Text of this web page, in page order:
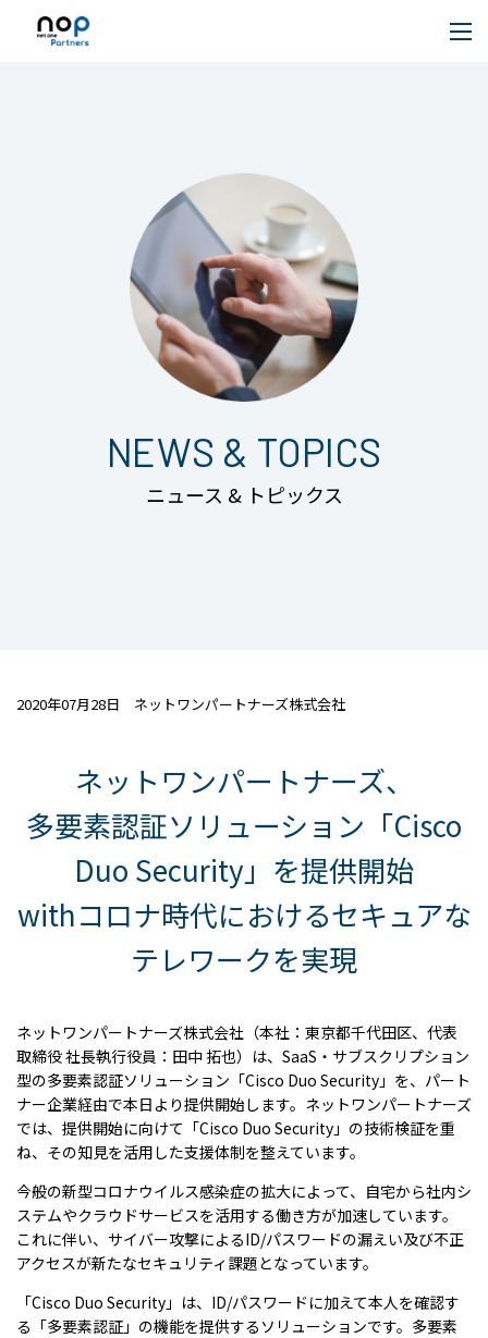
NEWS & TOPICS
ニュース & トピックス
2020年07月28日 ネットワンパートナーズ株式会社
ネットワンパートナーズ、
多要素認証ソリューション「Cisco
Duo Security」を提供開始
withコロナ時代におけるセキュアな
テレワークを実現
ネットワンパートナーズ株式会社（本社：東京都千代田区、代表
取締役 社長執行役員：田中 拓也）は、SaaS・サブスクリプション
型の多要素認証ソリューション「Cisco Duo Security」を、パート
ナー企業経由で本日より提供開始します。ネットワンパートナーズ
では、提供開始に向けて「Cisco Duo Security」の技術検証を重
ね、その知見を活用した支援体制を整えています。
今般の新型コロナウイルス感染症の拡大によって、自宅から社内シ
ステムやクラウドサービスを活用する働き方が加速しています。
これに伴い、サイバー攻撃によるID/パスワードの漏えい及び不正
アクセスが新たなセキュリティ課題となっています。
「Cisco Duo Security」は、ID/パスワードに加えて本人を確認す
る「多要素認証」の機能を提供するソリューションです。多要素